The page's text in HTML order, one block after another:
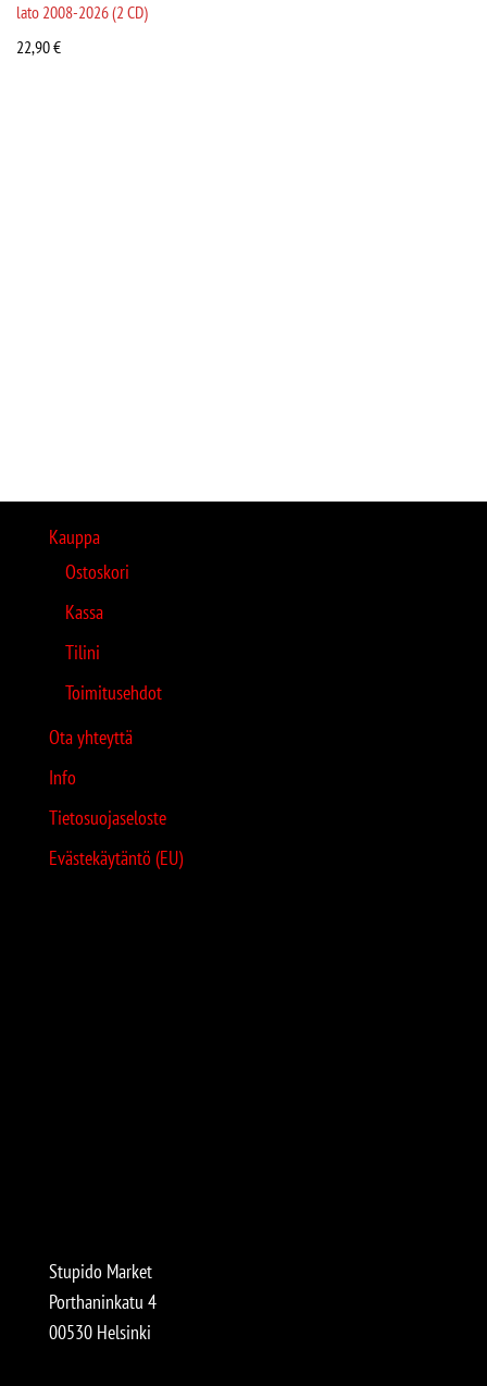
lato 2008-2026 (2 CD)
22,90€
Kauppa
Ostoskori
Kassa
Tilini
Toimitusehdot
Ota yhteyttä
Info
Tietosuojaseloste
Evästekäytäntö (EU)
Stupido Market
Porthaninkatu 4
00530 Helsinki